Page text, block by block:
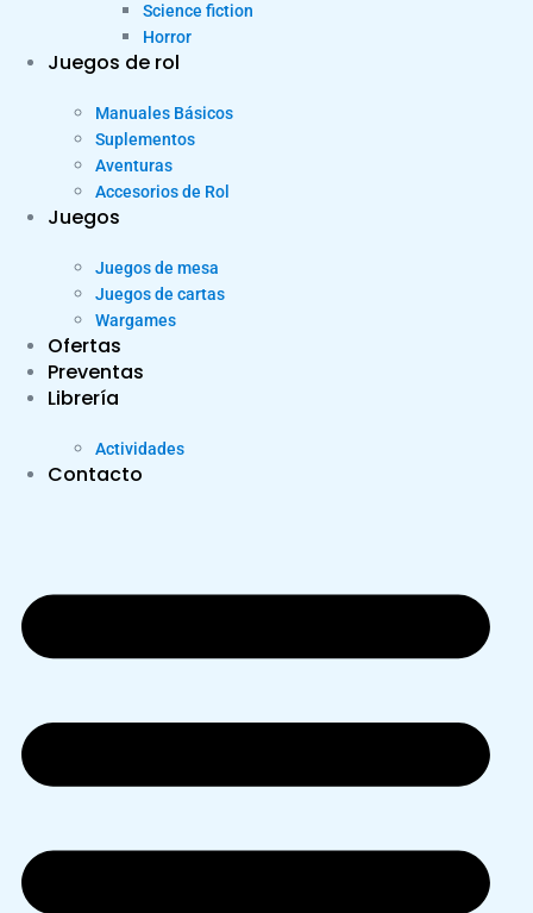
Science fiction
Horror
Juegos de rol
Manuales Básicos
Suplementos
Aventuras
Accesorios de Rol
Juegos
Juegos de mesa
Juegos de cartas
Wargames
Ofertas
Preventas
Librería
Actividades
Contacto